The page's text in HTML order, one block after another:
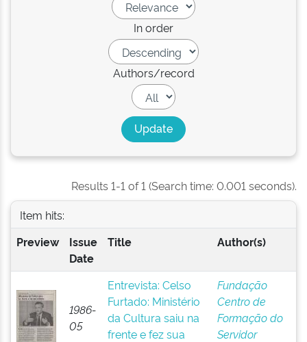
In order
Authors/record
Results 1-1 of 1 (Search time: 0.001 seconds).
Item hits:
Preview
Issue
Date
Title Author(s)
1986-
05
Entrevista: Celso
Furtado: Ministério
da Cultura saiu na
frente e fez sua
Fundação
Centro de
Formação do
Servidor